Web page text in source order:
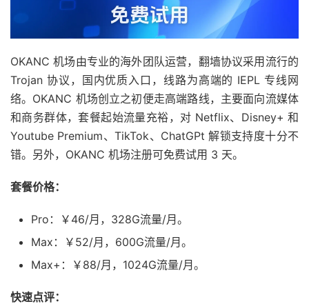
OKANC 机场由专业的海外团队运营，翻墙协议采用流行的
Trojan 协议，国内优质入口，线路为高端的 IEPL 专线网
络。OKANC 机场创立之初便走高端路线，主要面向流媒体
和商务群体，套餐起始流量充裕，对 Netflix、Disney+ 和
Youtube Premium、TikTok、ChatGPt 解锁支持度十分不
错。另外，OKANC 机场注册可免费试用 3 天。
套餐价格：
Pro：￥46/月，328G流量/月。
Max：￥52/月，600G流量/月。
Max+：￥88/月，1024G流量/月。
快速点评：